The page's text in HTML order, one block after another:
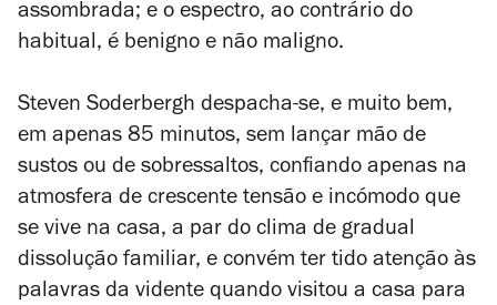
assombrada; e o espectro, ao contrário do
habitual, é benigno e não maligno.
Steven Soderbergh despacha-se, e muito bem,
em apenas 85 minutos, sem lançar mão de
sustos ou de sobressaltos, confiando apenas na
atmosfera de crescente tensão e incómodo que
se vive na casa, a par do clima de gradual
dissolução familiar, e convém ter tido atenção às
palavras da vidente quando visitou a casa para